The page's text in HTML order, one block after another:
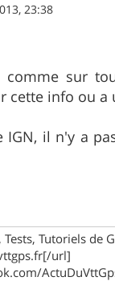
23:38
comme sur
cette info ou a
IGN, il n'y a
Tutoriels de
url]